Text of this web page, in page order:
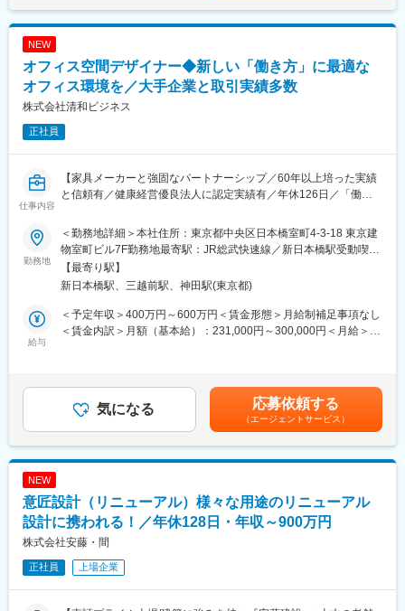
ートワークの実施を可能です。案件が全国で発生するため日帰り
■業務の魅力：
実際に使うユーザー（研究者）に直接ヒアリングやワークショッ
プをしながら、企業のイノベーションを支える空間を共に創って
変更の範囲：本文参照
※近年、実験室は有さないイノベーション施設を持たれる企業が増
えています。
＜エリア＞全国各地
■入社後の流れ：
入社後には導入研修を実施いたします。また現場配属後にはOJT
自の勉強会も実施しております。
また、会社内での社員同士の距離感も近いため1on1の実施など、
サポート体制も万全です！
大阪と東京で6ユニットに分かれた組織構成です。（1ユニット：
5～8名）
■働き方：
完全週休二日およびフレックスタイム制を取っているため、裁量
ートワークの実施を可能です。案件が全国で発生するため日帰り
■業務の魅力：
実際に使うユーザー（研究者）に直接ヒアリングやワークショッ
プをしながら、企業のイノベーションを支える空間を共に創って
変更の範囲：本文参照
可能性があります。月給(月額)は固定手当を含めた表記です。
NEW
オフィス空間デザイナー◆新しい「働き方」に最適な
オフィス環境を／大手企業と取引実績多数
株式会社清和ビジネス
正社員
仕事内容
【家具メーカーと強固なパートナーシップ／60年以上培った実績
と信頼有／健康経営優良法人に認定実績有／年休126日／「働き
オフィスの移転・新設・リニューアルの際の新しいオフィス空間
の設計を提案します。また、オフィス以外にもビルのロビー・水
回りの改修・文教施設（各種学校）・医療施設（クリニック・病
院など）、様々な空間設計に携わります。
・設計図/提案書を作成しお客様へのプレゼンテーション、受注後
のお客様との打ち合わせから工事完了までを担当。社内には、
PM・CM・現場管理の専任担当もいますので、各パートと協力し
■同ポジションの魅力：
・設計・デザインを行う際に、実際にオフィスを使われる社員の
方々と打ち合わせを重ねて生まれたデザインが実際のカタチとな
きます。
勤務地
＜勤務地詳細＞本社住所：東京都中央区日本橋室町4-3-18 東京建
物室町ビル7F勤務地最寄駅：JR総武快速線／新日本橋駅受動喫煙
対策：屋内全面禁煙変更の範囲：会社の定める事業所
【最寄り駅】
新日本橋駅、三越前駅、神田駅(東京都)
給与
＜予定年収＞400万円～600万円＜賃金形態＞月給制補足事項なし
＜賃金内訳＞月額（基本給）：231,000円～300,000円＜月給＞
12月）※業績連動賞与有賃金はあくまでも目安の金額であり、選
考を通じて上下する可能性があります。月給(月額)は固定手当を含
めた表記です。
気になる 応募依頼する
（エージェントサービス）
NEW
意匠設計（リニューアル）様々な用途のリニューアル
設計に携われる！／年休128日・年収～900万円
株式会社安藤・間
正社員 上場企業